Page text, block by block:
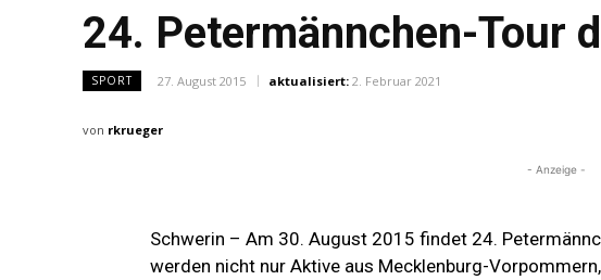
24. Petermännchen-Tour
SPORT 27. August 2015 aktualisiert: 2. Februar 2021
von rkrueger
- Anzeige -
Schwerin – Am 30. August 2015 findet 24.
werden nicht nur Aktive aus Mecklenburg-